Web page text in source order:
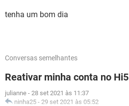
tenha um bom dia
Conversas semelhantes
Reativar minha conta no Hi5
julianne - 28 set 2021 às 11:37
ninha25 - 29 set 2021 às 05:52